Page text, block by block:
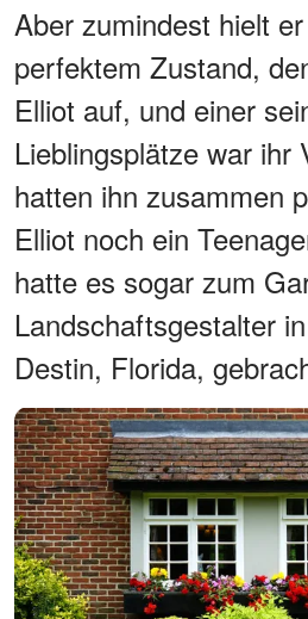
Aber zumindest hielt
perfektem Zustand,
Elliot auf, und einer
Lieblingsplätze war ihr
hatten ihn zusammen
Elliot noch ein
hatte es sogar zum
Landschaftsgestalter
Destin, Florida,